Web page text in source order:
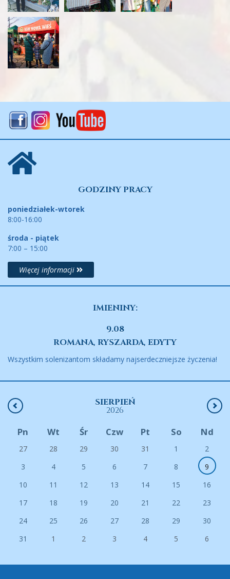
GODZINY PRACY
poniedziałek-wtorek
8:00-16:00
środa - piątek
7:00 – 15:00
Więcej informacji
IMIENINY:
9.08
ROMANA, RYSZARDA, EDYTY
Wszystkim solenizantom składamy najserdeczniejsze życzenia!
SIERPIEŃ
2026
Pn Wt Śr Czw Pt So Nd
27 28 29 30 31 1
2
3
4 5 6 7 8
9
10
11 12 13 14 15
16
17
18 19 20 21 22
23
24
25 26 27 28 29
30
31
1 2 3 4 5 6